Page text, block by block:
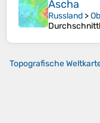
Ascha
Russland >
Topografische